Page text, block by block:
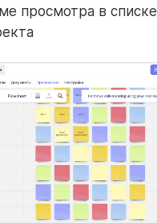
просмотра в списке